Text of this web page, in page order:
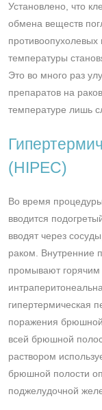
Установлено, что
обмена веществ
температуры
Это во много раз
препаратов на
температуре лишь
(HIPEC)
Во время
вводится
вводят через
раком. Внутренние
промывают горячим
гипертермическая
поражения
всей брюшной
раствором
брюшной полости
поджелудочной